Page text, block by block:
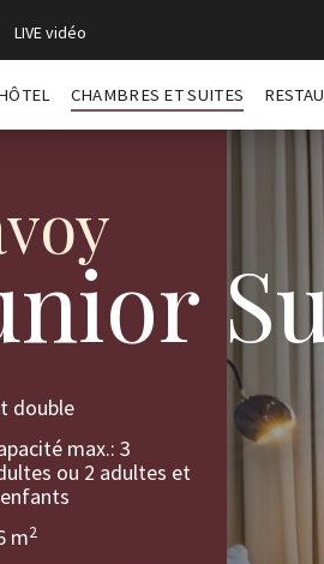
LIVE vidéo
CHAMBRES ET SUITES
double
max.: 3
ou 2 adultes et
m2